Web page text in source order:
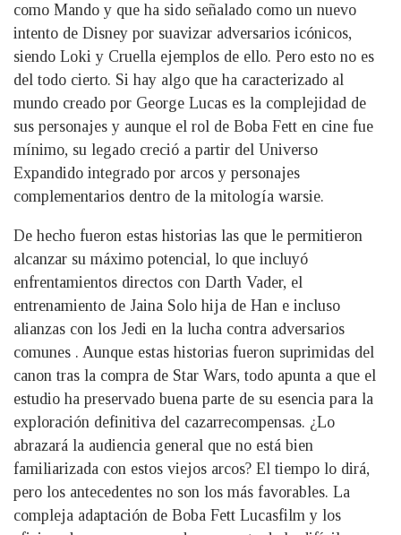
como Mando y que ha sido señalado como un nuevo
intento de Disney por suavizar adversarios icónicos,
siendo Loki y Cruella ejemplos de ello. Pero esto no es
del todo cierto. Si hay algo que ha caracterizado al
mundo creado por George Lucas es la complejidad de
sus personajes y aunque el rol de Boba Fett en cine fue
mínimo, su legado creció a partir del Universo
Expandido integrado por arcos y personajes
complementarios dentro de la mitología warsie.
De hecho fueron estas historias las que le permitieron
alcanzar su máximo potencial, lo que incluyó
enfrentamientos directos con Darth Vader, el
entrenamiento de Jaina Solo hija de Han e incluso
alianzas con los Jedi en la lucha contra adversarios
comunes . Aunque estas historias fueron suprimidas del
canon tras la compra de Star Wars, todo apunta a que el
estudio ha preservado buena parte de su esencia para la
exploración definitiva del cazarrecompensas. ¿Lo
abrazará la audiencia general que no está bien
familiarizada con estos viejos arcos? El tiempo lo dirá,
pero los antecedentes no son los más favorables. La
compleja adaptación de Boba Fett Lucasfilm y los